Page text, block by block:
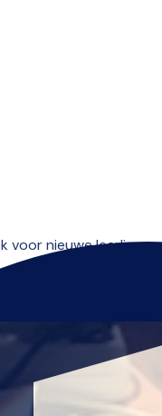
voor nieuwe leerlingen.